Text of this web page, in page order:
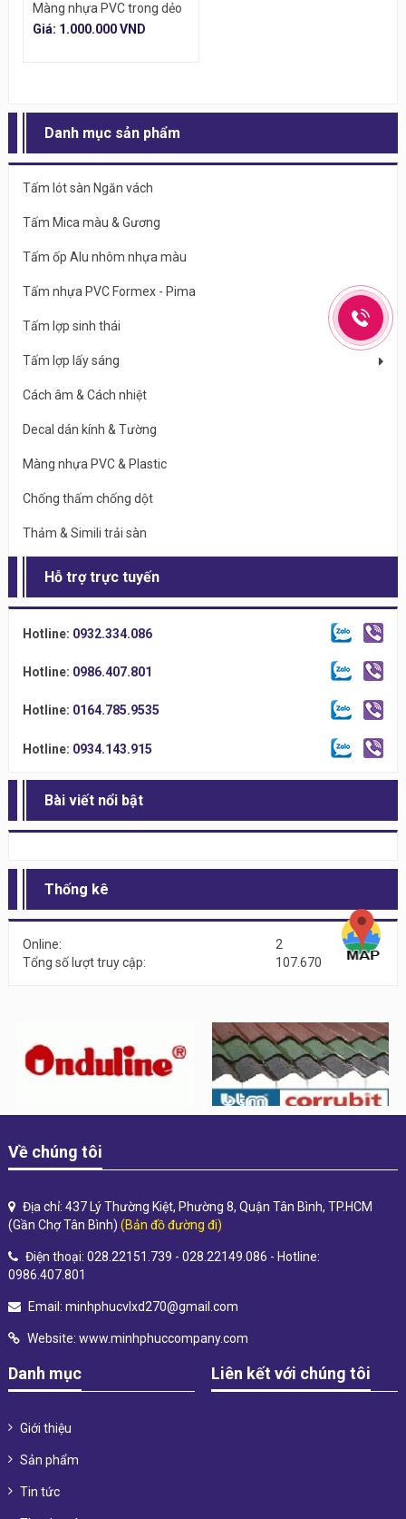
Màng nhựa PVC trong dẻo
Giá: 1.000.000 VND
Danh mục sản phẩm
Tấm lót sàn Ngăn vách
Tấm Mica màu & Gương
Tấm ốp Alu nhôm nhựa màu
Tấm nhựa PVC Formex - Pima
Tấm lợp sinh thái
Tấm lợp lấy sáng
Cách âm & Cách nhiệt
Decal dán kính & Tường
Màng nhựa PVC & Plastic
Chống thấm chống dột
Thảm & Simili trải sàn
Hỗ trợ trực tuyến
Hotline: 0932.334.086
Hotline: 0986.407.801
Hotline: 0164.785.9535
Hotline: 0934.143.915
Bài viết nổi bật
Thống kê
Online:
2
Tổng số lượt truy cập:
107.670
Về chúng tôi
Địa chỉ: 437 Lý Thường Kiệt, Phường 8, Quận Tân Bình, TP.HCM
(Gần Chợ Tân Bình) (Bản đồ đường đi)
Điện thoại: 028.22151.739 - 028.22149.086 - Hotline:
0986.407.801
Email: minhphucvlxd270@gmail.com
Website: www.minhphuccompany.com
Danh mục
Giới thiệu
Sản phẩm
Tin tức
Liên kết với chúng tôi